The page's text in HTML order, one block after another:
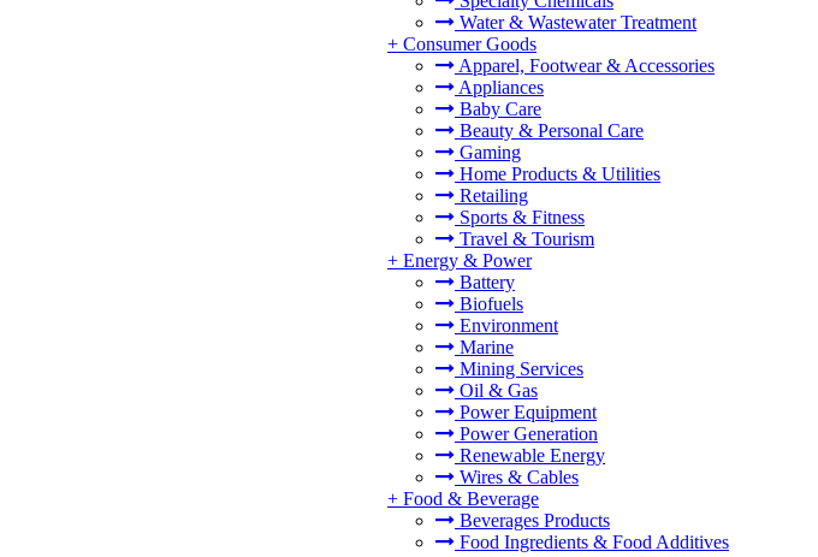
Water & Wastewater Treatment
+ Consumer Goods
Apparel, Footwear & Accessories
Appliances
Baby Care
Beauty & Personal Care
Gaming
Home Products & Utilities
Retailing
Sports & Fitness
Travel & Tourism
+ Energy & Power
Battery
Biofuels
Environment
Marine
Mining Services
Oil & Gas
Power Equipment
Power Generation
Renewable Energy
Wires & Cables
+ Food & Beverage
Beverages Products
Food Ingredients & Food Additives